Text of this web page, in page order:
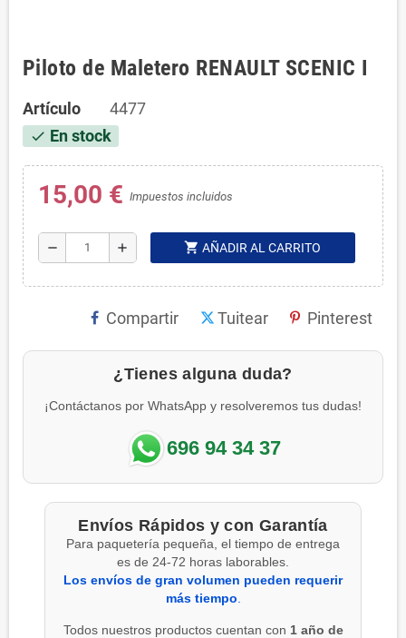
Piloto de Maletero RENAULT SCENIC I
Artículo 4477
check En stock
15,00 € Impuestos incluidos
remove add shopping_cart AÑADIR AL CARRITO
Compartir Tuitear Pinterest
¿Tienes alguna duda?
¡Contáctanos por WhatsApp y resolveremos tus dudas!
696 94 34 37
Envíos Rápidos y con Garantía
Para paquetería pequeña, el tiempo de entrega
es de 24-72 horas laborables.
Los envíos de gran volumen pueden requerir
más tiempo
Todos nuestros productos cuentan con 1 año de